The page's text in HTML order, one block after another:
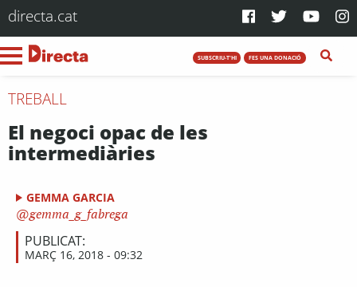
directa.cat
SUBSCRIU-T'HI FES UNA DONACIÓ
TREBALL
El negoci opac de les
intermediàries
GEMMA GARCIA
gemma_g_fabrega
PUBLICAT:
MARÇ 16, 2018 - 09:32